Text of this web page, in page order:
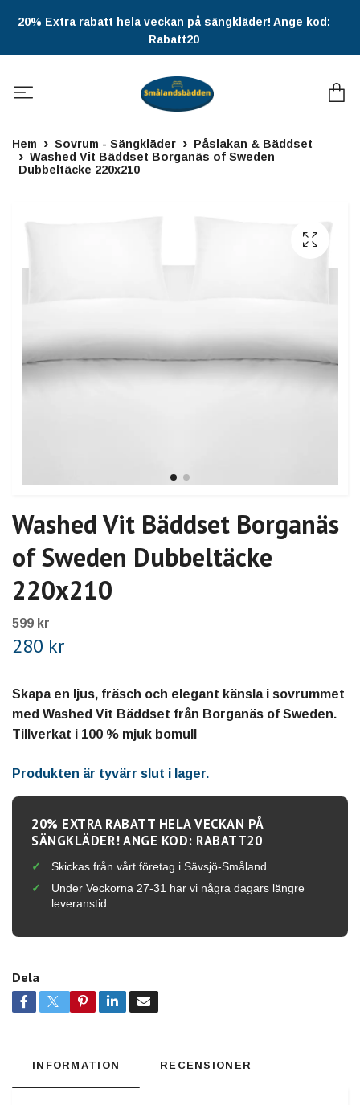
20% Extra rabatt hela veckan på sängkläder! Ange kod:
Rabatt20
Hem Sovrum - Sängkläder
Påslakan & Bäddset
Washed Vit Bäddset Borganäs of Sweden
Dubbeltäcke 220x210
Washed Vit Bäddset Borganäs
of Sweden Dubbeltäcke
220x210
599 kr
280 kr
Skapa en ljus, fräsch och elegant känsla i sovrummet
med Washed Vit Bäddset från Borganäs of Sweden.
Tillverkat i 100 % mjuk bomull
Produkten är tyvärr slut i lager.
20% EXTRA RABATT HELA VECKAN PÅ
SÄNGKLÄDER! ANGE KOD: RABATT20
Skickas från vårt företag i Sävsjö-Småland
Under Veckorna 27-31 har vi några dagars längre
leveranstid.
Dela
INFORMATION RECENSIONER